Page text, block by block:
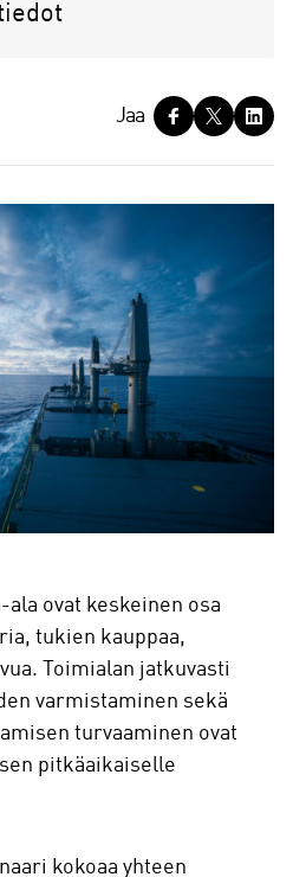
Jaa
ovat keskeinen osa
tukien kauppaa,
Toimialan jatkuvasti
varmistaminen sekä
turvaaminen ovat
pitkäaikaiselle
kokoaa yhteen